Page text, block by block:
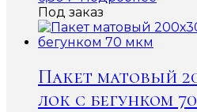
Под заказ
Пакет матовый
лок с бегунком